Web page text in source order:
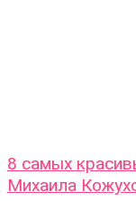
8 самых
Михаила